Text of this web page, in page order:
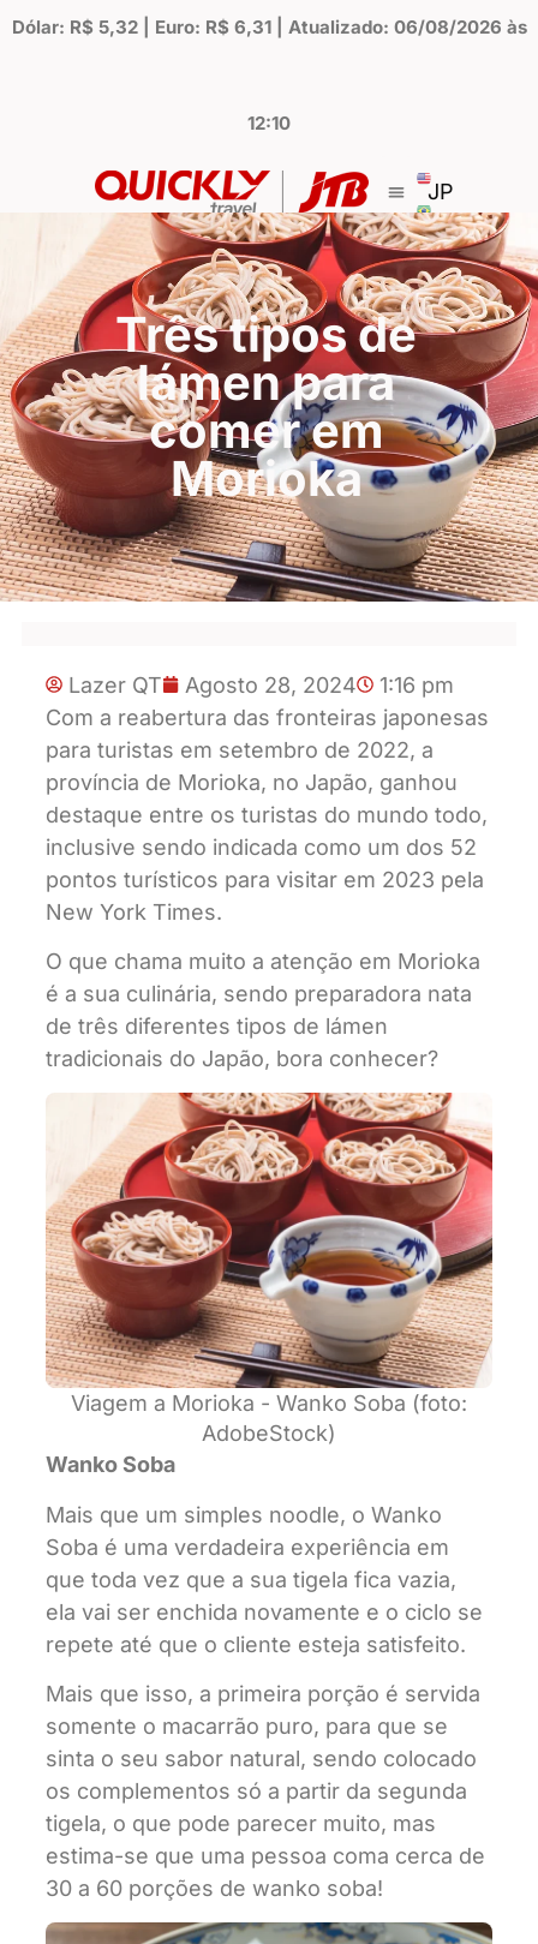
Dólar: R$ 5,32 | Euro: R$ 6,31 | Atualizado: 06/08/2026 às
12:10
JP
Três tipos de
lámen para
comer em
Morioka
Lazer QT Agosto 28, 2024
1:16 pm
Com a reabertura das fronteiras japonesas
para turistas em setembro de 2022, a
província de Morioka, no Japão, ganhou
destaque entre os turistas do mundo todo,
inclusive sendo indicada como um dos 52
pontos turísticos para visitar em 2023 pela
New York Times.
O que chama muito a atenção em Morioka
é a sua culinária, sendo preparadora nata
de três diferentes tipos de lámen
tradicionais do Japão, bora conhecer?
Viagem a Morioka - Wanko Soba (foto:
AdobeStock)
Wanko Soba
Mais que um simples noodle, o Wanko
Soba é uma verdadeira experiência em
que toda vez que a sua tigela fica vazia,
ela vai ser enchida novamente e o ciclo se
repete até que o cliente esteja satisfeito.
Mais que isso, a primeira porção é servida
somente o macarrão puro, para que se
sinta o seu sabor natural, sendo colocado
os complementos só a partir da segunda
tigela, o que pode parecer muito, mas
estima-se que uma pessoa coma cerca de
30 a 60 porções de wanko soba!